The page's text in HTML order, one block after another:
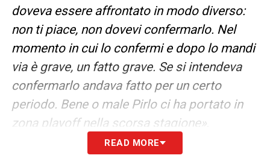
doveva essere affrontato in modo diverso:
non ti piace, non dovevi confermarlo. Nel
momento in cui lo confermi e dopo lo mandi
via è grave, un fatto grave. Se si intendeva
confermarlo andava fatto per un certo
periodo. Bene o male Pirlo ci ha portato in
zona playoff nella scorsa stagione».
FUTURO DG – «Bisognerà capire se occorre
READ MORE